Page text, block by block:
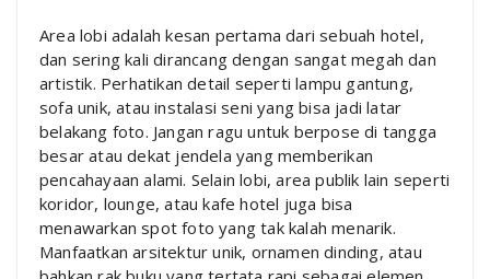
Area lobi adalah kesan pertama dari sebuah hotel,
dan sering kali dirancang dengan sangat megah dan
artistik. Perhatikan detail seperti lampu gantung,
sofa unik, atau instalasi seni yang bisa jadi latar
belakang foto. Jangan ragu untuk berpose di tangga
besar atau dekat jendela yang memberikan
pencahayaan alami. Selain lobi, area publik lain seperti
koridor, lounge, atau kafe hotel juga bisa
menawarkan spot foto yang tak kalah menarik.
Manfaatkan arsitektur unik, ornamen dinding, atau